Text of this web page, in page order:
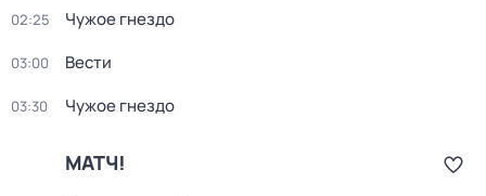
02:25 Чужое гнездо
03:00 Вести
03:30 Чужое гнездо
МАТЧ!